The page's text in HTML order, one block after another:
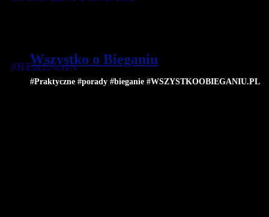
Wszystko o Bieganiu
#Praktyczne #porady #bieganie #WSZYSTKOOBIEGANIU.PL
#REKLAMA